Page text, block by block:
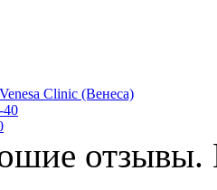
Clinic (Венеса)
отзывы.